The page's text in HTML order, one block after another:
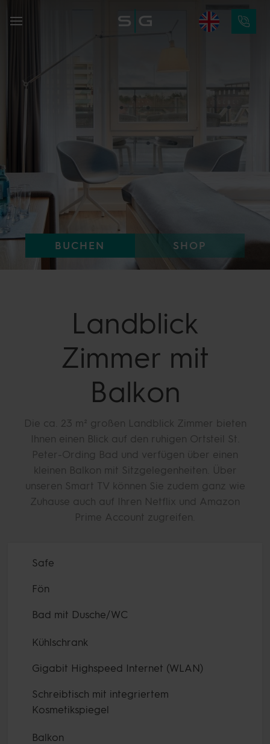
BUCHEN SHOP
Landblick
Zimmer mit
Balkon
Die ca. 23 m² großen Landblick Zimmer bieten
Ihnen einen Blick auf den ruhigen Ortsteil St.
Peter-Ording Bad und verfügen über einen
kleinen Balkon mit Sitzgelegenheiten. Über
unseren Smart TV können Sie zudem ganz wie
Zuhause auch auf Ihren Netflix und Amazon
Prime Account zugreifen.
Safe
Fön
Bad mit Dusche/WC
Kühlschrank
Gigabit Highspeed Internet (WLAN)
Schreibtisch mit integriertem
Kosmetikspiegel
Balkon